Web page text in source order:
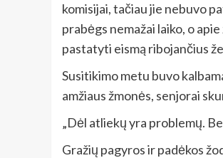
komisijai, tačiau jie nebuvo
prabėgs nemažai laiko, o
pastatyti eismą ribojančius
Susitikimo metu buvo
amžiaus žmonės, senjorai
„Dėl atliekų yra problemų.
Gražių pagyros ir padėkos